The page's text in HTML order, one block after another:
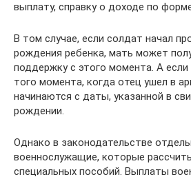
выплату, справку о доходе по
В том случае, если солдат начал
рождения ребенка, мать может
поддержку с этого момента. А
того момента, когда отец ушел в
начинаются с даты, указанной в
рождении.
Однако в законодательстве
военнослужащие, которые
специальных пособий. Выплаты